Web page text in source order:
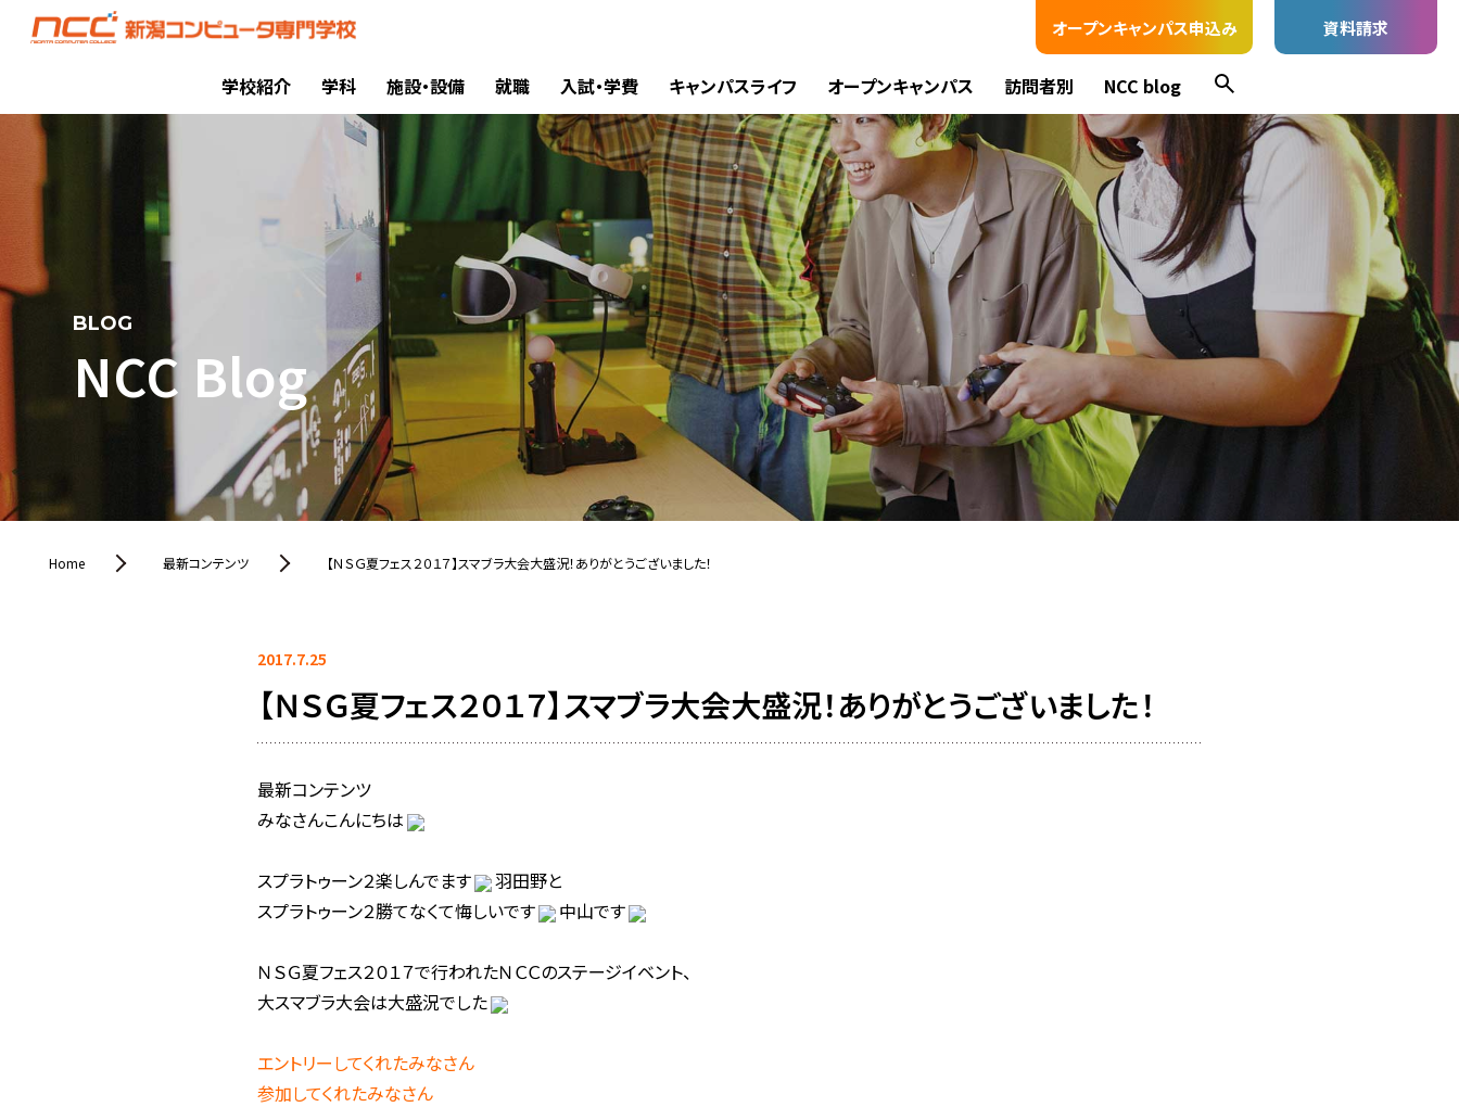
オープンキャンパス申込み 資料請求
学校紹介 学科 施設・設備 就職 入試・学費 キャンパスライフ オープンキャンパス 訪問者別 NCC blog
BLOG
NCC Blog
Home 最新コンテンツ 【ＮＳＧ夏フェス２０１７】スマブラ大会大盛況！ありがとうございました！
2017.7.25
【ＮＳＧ夏フェス２０１７】スマブラ大会大盛況！ありがとうございました！
最新コンテンツ
みなさんこんにちは
スプラトゥーン２楽しんでます
羽田野と
スプラトゥーン２勝てなくて悔しいです
中山です
ＮＳＧ夏フェス２０１７で行われたＮＣＣのステージイベント、
大スマブラ大会は大盛況でした
エントリーしてくれたみなさん
参加してくれたみなさん